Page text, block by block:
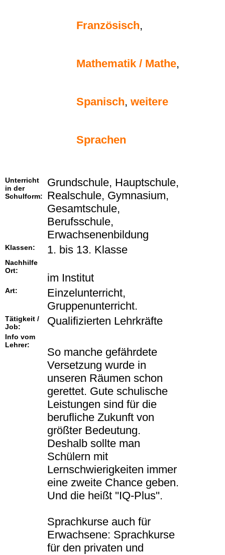
Französisch,
Mathematik / Mathe,
Spanisch, weitere
Sprachen
Unterricht
in der
Schulform:
Grundschule, Hauptschule,
Realschule, Gymnasium,
Gesamtschule,
Berufsschule,
Erwachsenenbildung
Klassen: 1. bis 13. Klasse
Nachhilfe
Ort:
im Institut
Art:
Einzelunterricht,
Gruppenunterricht.
Tätigkeit /
Job:
Qualifizierten Lehrkräfte
Info vom
Lehrer:
So manche gefährdete
Versetzung wurde in
unseren Räumen schon
gerettet. Gute schulische
Leistungen sind für die
berufliche Zukunft von
größter Bedeutung.
Deshalb sollte man
Schülern mit
Lernschwierigkeiten immer
eine zweite Chance geben.
Und die heißt ''IQ-Plus''.
Sprachkurse auch für
Erwachsene: Sprachkurse
für den privaten und